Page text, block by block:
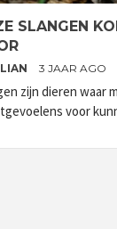
SLANGEN
3 JAAR AGO
zijn dieren waar
voor